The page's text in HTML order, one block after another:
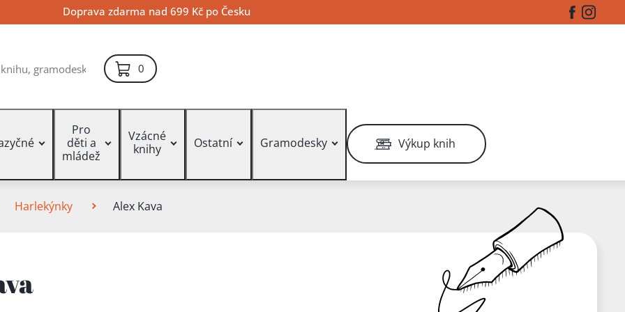
Doprava zdarma nad 699 Kč po Česku Facebook
0položek – košík
Pro
děti a
mládež
Vzácné
knihy
Ostatní Gramodesky Výkup knih
Harlekýnky Alex Kava